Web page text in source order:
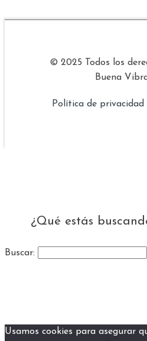
© 2025 Todos los
Buena
Política de privacidad
¿Qué estás
Buscar:
Usamos cookies para asegurar